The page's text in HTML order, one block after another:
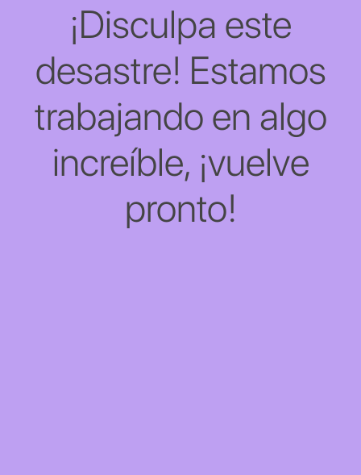
¡Disculpa este
desastre! Estamos
trabajando en algo
increíble, ¡vuelve
pronto!